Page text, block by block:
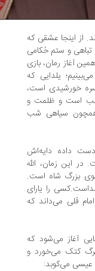
عشقی که
و ستم حُکامی
رمان، بازی
یلدایی که
است،
و ظلمت و
سیاهی شب
دایه‌اش
زمان، ‌الله
شاه است.
را یارای
می‌داند که
می‌شود که
می‌خورد و